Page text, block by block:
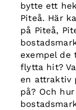
bytte ett
Piteå. Här
på Piteå,
exempel de
flytta hit?
en attraktiv
på? Och